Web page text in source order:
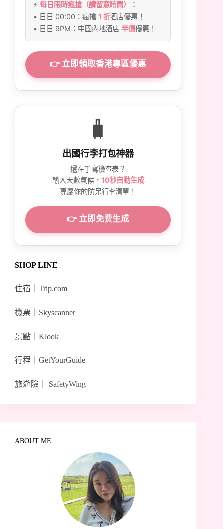
⚡ 每日限時瘋搶（請留意時間）：
• 日日 00:00：瘋搶 1 折酒店優惠！
• 日日 9PM：中國內地酒店 半價優惠！
👉 立即領取香港專區優惠
🧳
出國行李打包神器
還在手寫檢查表？
輸入天數氣候， 10秒自動生成
專屬你的防呆行李清單！
👉 立即免費生成
SHOP LINE
住宿｜ Trip.com
機票｜ Skyscanner
景點｜ Klook
行程｜ GetYourGuide
旅遊險｜ SafetyWing
ABOUT ME